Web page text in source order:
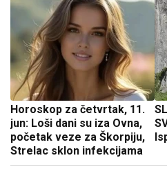
Horoskop za četvrtak, 11.
jun: Loši dani su iza Ovna,
početak veze za Škorpiju,
Strelac sklon infekcijama